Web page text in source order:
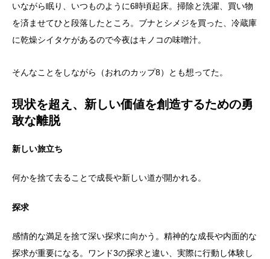
いながら眠り、いつものように6時頃起床。掃除と洗濯、買い物
を済ませてひと段落したところ。ブナとシメジを買った、冷蔵庫
に乾燥シイタケがあるので今夜はキノコの味噌汁。
そんなことをしながら（おれのカップ8）とも想ってた。
現状を超え、新しい価値を創造するための勇
敢な離脱
新しい旅立ち
何かを捨て去ることで成長や新しい道が開かれる。
探求
感情的な満足を捨て深い探求に向かう。精神的な成長や内面的な
探求が重要になる。ワンド3の探求と違い、実際に行動し体験し